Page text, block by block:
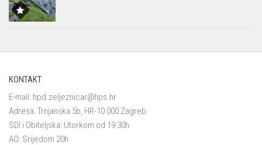
KONTAKT
E-mail: hpd.zeljeznicar@hps.hr
Adresa: Trnjanska 5b, HR-10 000 Zagreb
SDI i Obiteljska: Utorkom od 19:30h
AO: Srijedom 20h